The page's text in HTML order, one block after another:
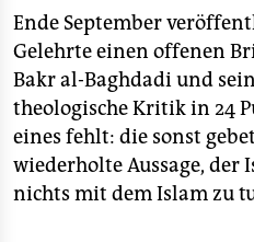
verlag
verlag
veranstaltungen
shop
fragen & hilfe
Ende September
Gelehrte einen offenen
Bakr al-Baghdadi und
theologische Kritik in 24
eines fehlt: die sonst
wiederholte Aussage, der
nichts mit dem Islam zu